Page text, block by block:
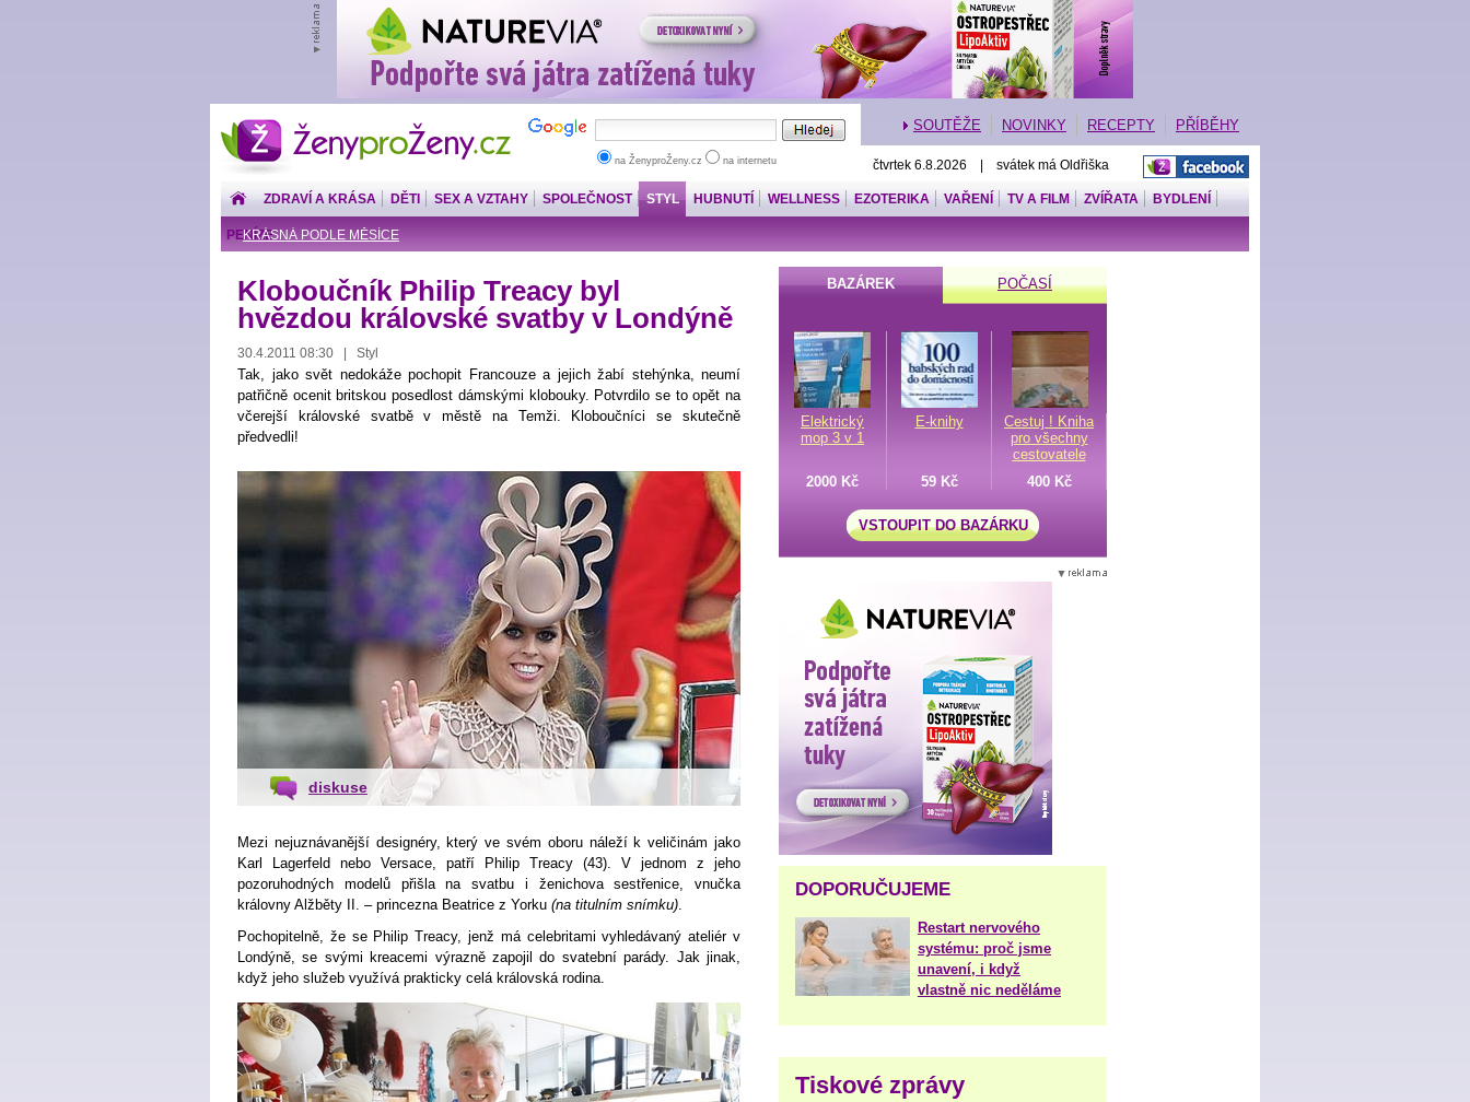
ŽenyproŽeny.cz
na ŽenyproŽeny.cz na internetu
SOUTĚŽE NOVINKY RECEPTY PŘÍBĚHY
čtvrtek 6.8.2026 | svátek má Oldřiška
ZDRAVÍ A KRÁSA DĚTI SEX A VZTAHY SPOLEČNOST STYL
KRÁSNÁ PODLE MĚSÍCE
HUBNUTÍ WELLNESS EZOTERIKA VAŘENÍ TV A FILM ZVÍŘATA BYDLENÍ
PENÍZE
Kloboučník Philip Treacy byl
hvězdou královské svatby v Londýně
30.4.2011 08:30 | Styl
Tak, jako svět nedokáže pochopit Francouze a jejich žabí stehýnka, neumí
patřičně ocenit britskou posedlost dámskými klobouky. Potvrdilo se to opět na
včerejší královské svatbě v městě na Temži. Kloboučníci se skutečně
předvedli!
diskuse
Mezi nejuznávanější designéry, který ve svém oboru náleží k veličinám jako
Karl Lagerfeld
nebo Versace, patří Philip Treacy (43). V jednom z jeho
pozoruhodných modelů přišla na svatbu i ženichova sestřenice, vnučka
královny Alžběty II. – princezna Beatrice z Yorku (na titulním snímku).
Pochopitelně, že se Philip Treacy, jenž má celebritami vyhledávaný ateliér v
Londýně, se svými kreacemi výrazně zapojil do svatební parády. Jak jinak,
když jeho služeb využívá prakticky celá královská rodina.
BAZÁREK POČASÍ
Elektrický
mop 3 v 1
E-knihy
Cestuj ! Kniha
pro všechny
cestovatele
2000 Kč
59 Kč 400 Kč
VSTOUPIT DO BAZÁRKU
DOPORUČUJEME
Restart nervového
systému: proč jsme
unavení, i když
vlastně nic neděláme
Tiskové zprávy